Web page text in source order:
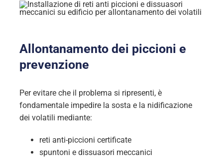
Allontanamento dei piccioni e
prevenzione
Per evitare che il problema si ripresenti, è
fondamentale impedire la sosta e la nidificazione
dei volatili mediante:
reti anti-piccioni certificate
spuntoni e dissuasori meccanici